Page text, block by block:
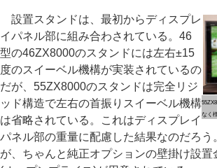
なく
設置スタンドは、最初からディスプレ
イパネル部に組み合わされている。46
型の46ZX8000のスタンドには左右±15
度のスイーベル機構が実装されているの
だが、55ZX8000のスタンドは完全リジ
ッド構造で左右の首振りスイーベル機構
は省略されている。これはディスプレイ
パネル部の重量に配慮した結果なのだろ
が、ちゃんと純正オプションの壁掛け設置